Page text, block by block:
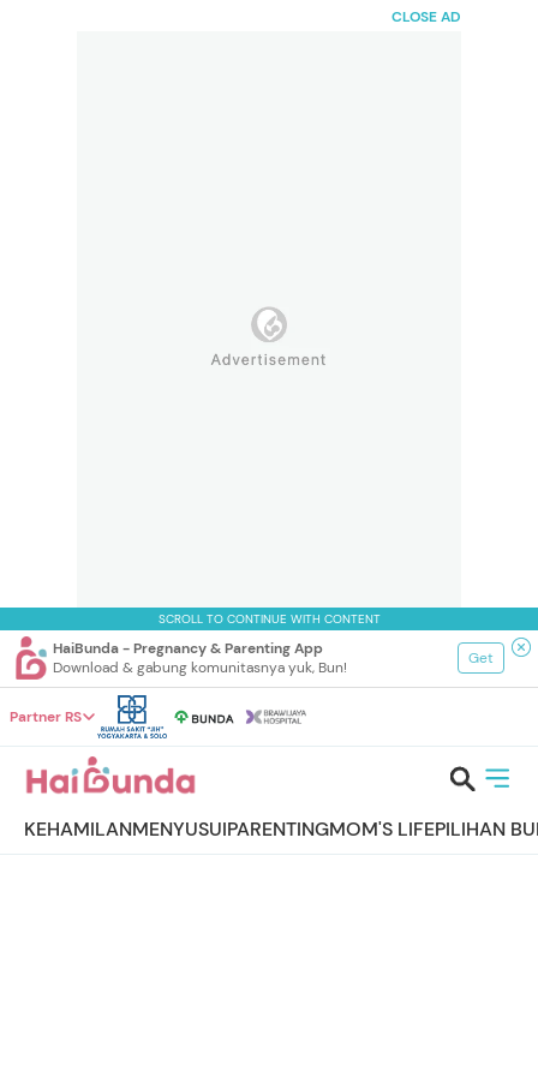
CLOSE AD
SCROLL TO CONTINUE WITH CONTENT
HaiBunda - Pregnancy & Parenting App
Download & gabung komunitasnya yuk, Bun!
Get
Partner RS
KEHAMILANMENYUSUIPARENTINGMOM'S LIFEPILIHAN